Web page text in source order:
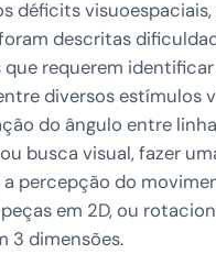
déficits
descritas
que requerem identificar
diversos estímulos
do ângulo entre
busca visual, fazer
percepção do
em 2D, ou
3 dimensões.